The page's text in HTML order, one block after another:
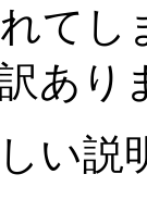
てし
あり
い説